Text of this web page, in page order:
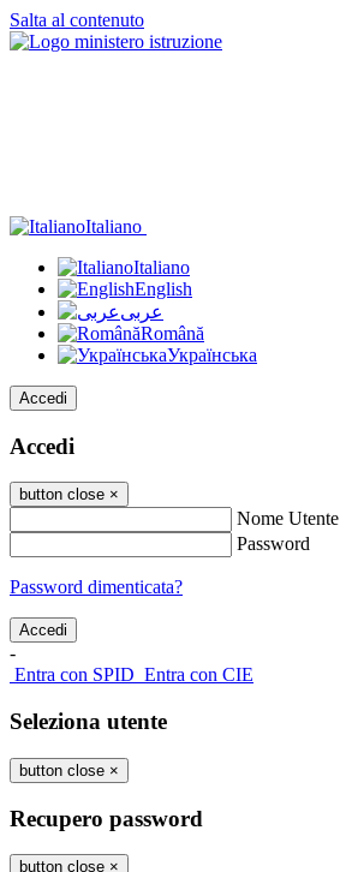
Salta al contenuto
Italiano
Italiano
English
عربى
Română
Українська
Accedi
Accedi
button close ×
Nome Utente
Password
Password dimenticata?
-
Entra con SPID Entra con CIE
Seleziona utente
button close ×
Recupero password
button close ×